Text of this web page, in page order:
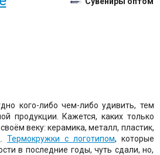
кого-либо чем-либо удивить, тем
продукции. Кажется, каких только
веку: керамика, металл, пластик,
Термокружки с логотипом, которые
в последние годы, чуть сдали, но,